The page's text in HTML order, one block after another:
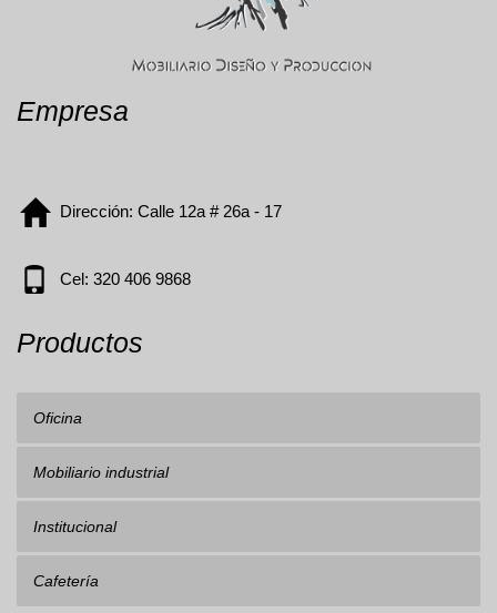
Empresa
Dirección: Calle 12a # 26a - 17
Cel: 320 406 9868
Productos
Oficina
Mobiliario industrial
Institucional
Cafetería